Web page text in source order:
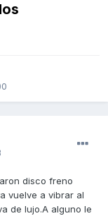
disco freno
vuelve a vibrar al
de lujo.A alguno le